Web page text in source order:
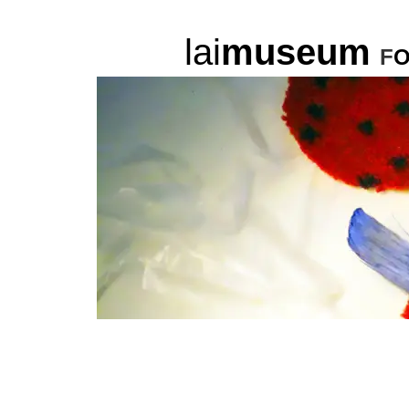
laimuseum F